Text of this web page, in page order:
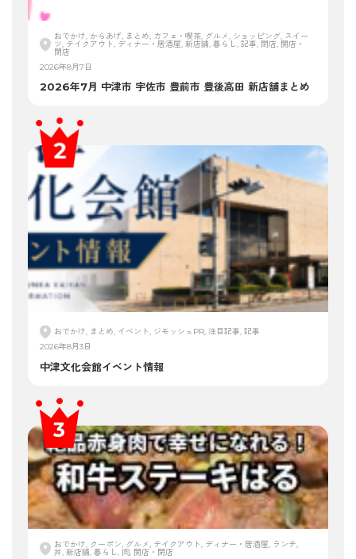
おでかけ, からあげ, まとめ, カフェ・喫茶, グルメ, ショッピング, スイー
ツ, テイクアウト, ディナー・居酒屋, 新店舗, 暮らし, 記事, 閉店, 開店・
閉店
2026年8月7日
2026年7月 中津市 宇佐市 豊前市 豊後高田 新店舗まとめ
おでかけ, まとめ, イベント, ジモッシュPR, 注目記事, 記事
2026年8月3日
中津文化会館イベント情報
おでかけ, クーポン, グルメ, テイクアウト, ディナー・居酒屋, ランチ,
丼, 新店舗, 暮らし, 肉, 開店・閉店